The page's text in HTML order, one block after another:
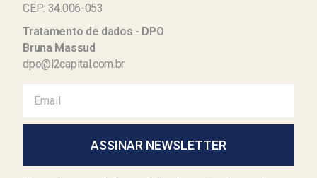
CEP: 34.006-053
Tratamento de dados - DPO
Bruna Massud
dpo@l2capital.com.br
ASSINAR NEWSLETTER